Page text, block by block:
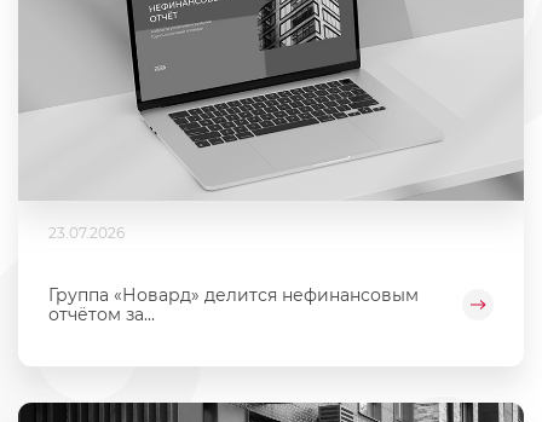
23.07.2026
Группа «Новард» делится нефинансовым
отчётом за...